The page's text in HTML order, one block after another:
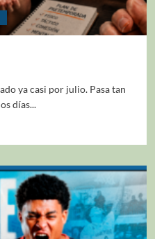
ya casi por julio. Pasa tan
días...